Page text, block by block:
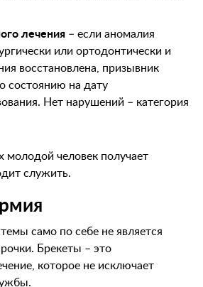
лечения – если аномалия
или ортодонтически и
восстановлена, призывник
состоянию на дату
Нет нарушений – категория
молодой человек получает
служить.
само по себе не является
Брекеты – это
которое не исключает